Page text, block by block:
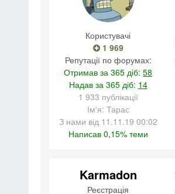
Користувачі
1 969
Репутації по форумах:
Отримав за 365 діб:58
Надав за 365 діб: 14
1 933 публікації
Ім'я: Тарас
З нами від 11.11.19 00:02
Написав 0,15% теми
Karmadon
Реєстрація